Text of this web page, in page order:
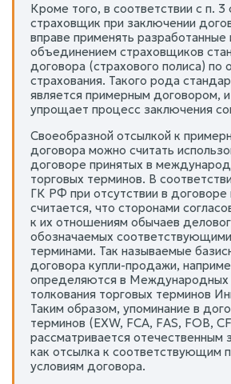
Кроме того, в соответствии с п.
страховщик при заключении
вправе применять разработанные
объединением страховщиков
договора (страхового полиса) по
страхования. Такого рода
является примерным договором,
упрощает процесс заключения
Своеобразной отсылкой к
договора можно считать
договоре принятых в
торговых терминов. В
ГК РФ при отсутствии в договоре
считается, что сторонами
к их отношениям обычаев
обозначаемых
терминами. Так называемые
договора купли-продажи,
определяются в Международных
толкования торговых терминов
Таким образом, упоминание в
терминов (EXW, FCA, FAS, FOB,
рассматривается отечественным
как отсылка к соответствующим
условиям договора.